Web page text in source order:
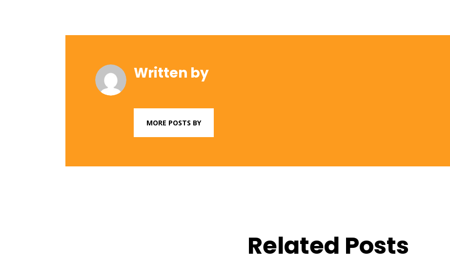
Written by
MORE POSTS BY
Related Posts